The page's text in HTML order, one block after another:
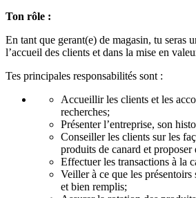
Ton rôle :
En tant que gerant(e) de magasin, tu seras
l’accueil des clients et dans la mise en
Tes principales responsabilités sont :
Accueillir les clients et les
recherches;
Présenter l’entreprise, son
Conseiller les clients sur les
produits de canard et proposer
Effectuer les transactions à la
Veiller à ce que les
et bien remplis;